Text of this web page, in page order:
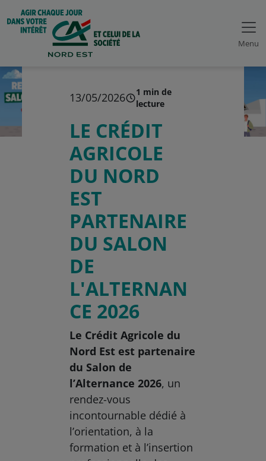
Menu
13/05/2026
1 min de
lecture
LE CRÉDIT
AGRICOLE
DU NORD
EST
PARTENAIRE
DU SALON
DE
L'ALTERNAN
CE 2026
Le Crédit Agricole du
Nord Est est partenaire
du Salon de
l’Alternance 2026, un
rendez-vous
incontournable dédié à
l’orientation, à la
formation et à l’insertion